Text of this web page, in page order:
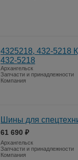
4325218, 432-5218
432-5218
Архангельск
Запчасти и принадлежности
Компания
Шины для
61 690 ₽
Архангельск
Запчасти и принадлежности
Компания